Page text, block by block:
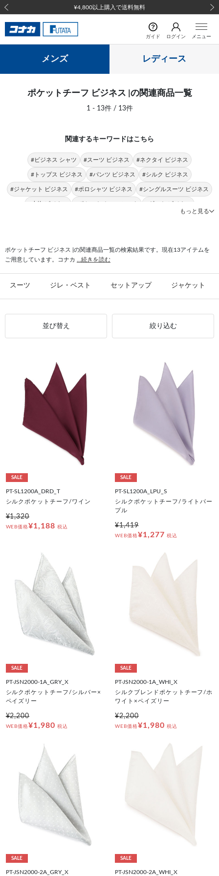
¥4,800以上購入で送料無料
前の画像
ガイド ログイン メニュー
メンズ レディース
ポケットチーフ ビジネス |の関連商品一覧
1 - 13件 / 13件
関連するキーワードはこちら
#ビジネス シャツ #スーツ ビジネス #ネクタイ ビジネス
#トップス ビジネス #パンツ ビジネス #シルク ビジネス
#ジャケット ビジネス #ポロシャツ ビジネス #シングルスーツ ビジネス
#小物 ビジネス #ポケットチーフ シルク #ギフト ビジネス
#ポケットチーフ KANSAIMAN collection #ポケットチーフ パステル系
#ポケットチーフ 胸ポケット
もっと見る
ポケットチーフ ビジネス |の関連商品一覧の検索結果です。現在13アイテムを
ご用意しています。コナカ
...続きを読む
スーツ ジレ・ベスト セットアップ ジャケット
並び替え 絞り込む
SALE
PT-SL1200A_DRD_T
シルクポケットチーフ/ワイン
¥1,320
WEB価格¥1,188 税込
SALE
PT-SL1200A_LPU_S
シルクポケットチーフ/ライトパー
プル
¥1,419
WEB価格¥1,277 税込
SALE
PT-JSN2000-1A_GRY_X
シルクポケットチーフ/シルバー×
ペイズリー
¥2,200
WEB価格¥1,980 税込
SALE
PT-JSN2000-1A_WHI_X
シルクブレンドポケットチーフ/ホ
ワイト×ペイズリー
¥2,200
WEB価格¥1,980 税込
SALE
PT-JSN2000-2A_GRY_X
SALE
PT-JSN2000-2A_WHI_X